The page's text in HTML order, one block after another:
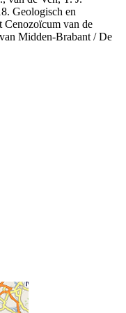
Geologisch en
Cenozoïcum van de
Midden-Brabant / De